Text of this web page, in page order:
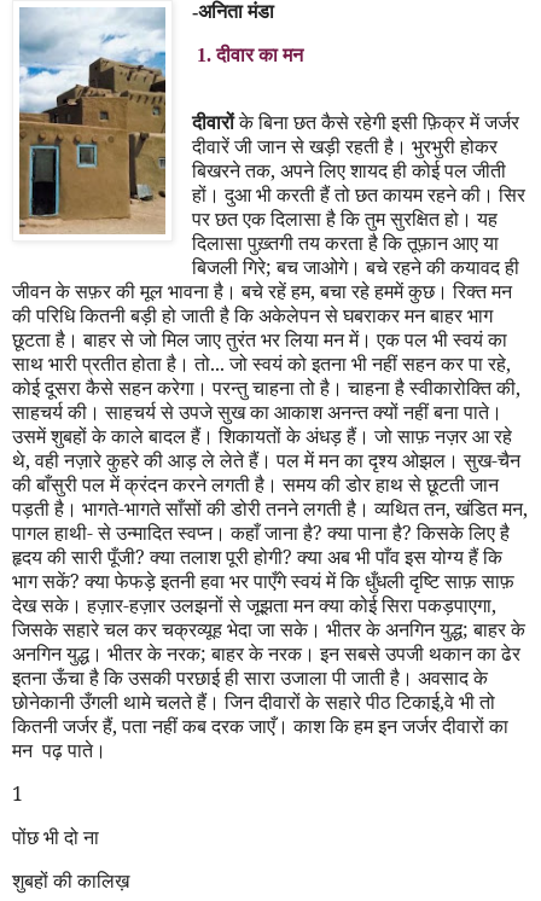
-अनिता मंडा
1.दीवार का मन
दीवारोंके बिना छत कैसे रहेगी इसी फ़िक्र में जर्जर
दीवारें जी जान से खड़ी रहती है। भुरभुरी होकर
बिखरने तक, अपने लिए शायद ही कोई पल जीती
हों। दुआ भी करती हैं तो छत कायम रहने की। सिर
पर छत एक दिलासा है कि तुम सुरक्षित हो। यह
दिलासा पुख़्तगी तय करता है कि तूफ़ान आए या
बिजली गिरे;बच जाओगे। बचे रहने की कयावद ही
जीवन के सफ़र की मूल भावना है। बचे रहें हम,बचा रहे हममें कुछ। रिक्त मन
की परिधि कितनी बड़ी हो जाती है कि अकेलेपन से घबराकर मन बाहर भाग
छूटता है। बाहर से जो मिल जाए तुरंत भर लिया मन में। एक पल भी स्वयं का
साथ भारी प्रतीत होता है। तो... जो स्वयं को इतना भी नहीं सहन कर पा रहे,
कोई दूसरा कैसे सहन करेगा। परन्तु चाहना तो है। चाहना है स्वीकारोक्ति की,
साहचर्य की। साहचर्य से उपजे सुख का आकाश अनन्त क्यों नहीं बना पाते।
उसमें शुबहों के काले बादल हैं। शिकायतों के अंधड़ हैं। जो साफ़ नज़र आ रहे
थे,वही नज़ारे कुहरे की आड़ ले लेते हैं। पल में मन का दृश्य ओझल। सुख-चैन
की बाँसुरी पल में क्रंदन करने लगती है। समय की डोर हाथ से छूटती जान
पड़ती है। भागते-भागते साँसों की डोरी तनने लगती है। व्यथित तन,खंडित मन,
पागल हाथी- से उन्मादित स्वप्न। कहाँ जाना है?क्या पाना है?किसके लिए है
हृदय की सारी पूँजी?क्या तलाश पूरी होगी?क्या अब भी पाँव इस योग्य हैं कि
भाग सकें?क्या फेफड़े इतनी हवा भर पाएँगे स्वयं में कि धुँधली दृष्टि साफ़ साफ़
देख सके। हज़ार-हज़ार उलझनों से जूझता मन क्या कोई सिरा पकड़पाएगा,
जिसके सहारे चल कर चक्रव्यूह भेदा जा सके। भीतर के अनगिन युद्ध;बाहर के
अनगिन युद्ध। भीतर के नरक;बाहर के नरक। इन सबसे उपजी थकान का ढेर
इतना ऊँचा है कि उसकी परछाई ही सारा उजाला पी जाती है। अवसाद के
छोनेकानी उँगली थामे चलते हैं। जिन दीवारों के सहारे पीठ टिकाई,वे भी तो
कितनी जर्जर हैं,पता नहीं कब दरक जाएँ। काश कि हम इन जर्जर दीवारों का
मन पढ़ पाते।
1
पोंछ भी दो ना
शुबहों की कालिख़